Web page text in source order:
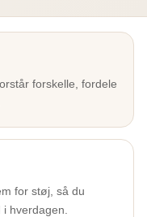
forskelle, fordele
for støj, så du
hverdagen.